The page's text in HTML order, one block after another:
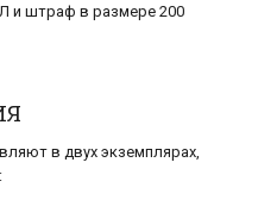
и штраф в размере 200
в двух экземплярах,